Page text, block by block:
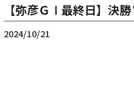
【弥彦ＧⅠ最終日】決勝
2024/10/21